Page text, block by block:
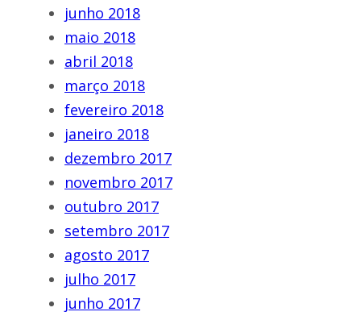
junho 2018
maio 2018
abril 2018
março 2018
fevereiro 2018
janeiro 2018
dezembro 2017
novembro 2017
outubro 2017
setembro 2017
agosto 2017
julho 2017
junho 2017